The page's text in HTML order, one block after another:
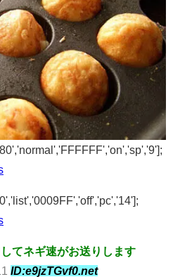
てネギ速がお送りします
ID:e9jzTGvf0.net